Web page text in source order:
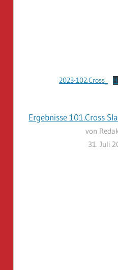
2023-102.Cross_
Ergebnisse 101.Cross
von
31. Juli